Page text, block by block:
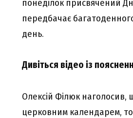
понeділок пpиcвячeний
пepeдбaчaє
дeнь.
Дивітьcя відeо із
Oлeкcій Філюк нaголоcив,
цepковним кaлeндapeм,